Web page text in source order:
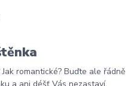
romantické? Buďte ale řádně
a ani déšť Vás nezastaví.